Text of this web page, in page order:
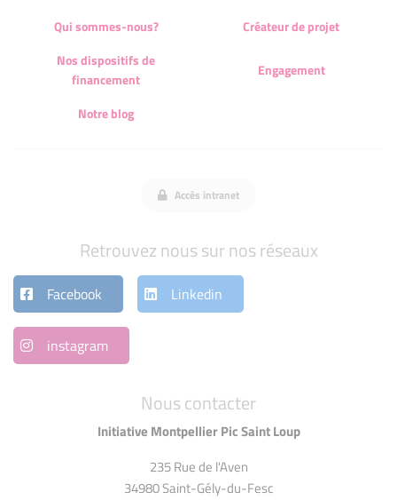
Nous contacter
Initiative Montpellier Pic Saint Loup
235 Rue de l'Aven
34980 Saint-Gély-du-Fesc
Qui sommes-nous?
Créateur de projet
Nos dispositifs de
financement
Engagement
Notre blog
Accès intranet
Retrouvez nous sur nos réseaux
Facebook Linkedin
instagram